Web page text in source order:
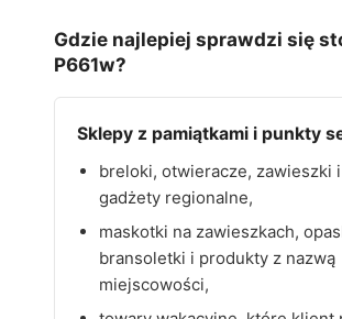
Gdzie najlepiej sprawdzi się
P661w?
Sklepy z pamiątkami i punkty
breloki, otwieracze, zawieszki
gadżety regionalne,
maskotki na zawieszkach,
bransoletki i produkty z nazwą
miejscowości,